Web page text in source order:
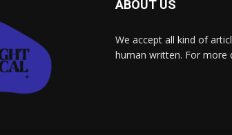
ABOUT US
We accept all kind of
human written. For more